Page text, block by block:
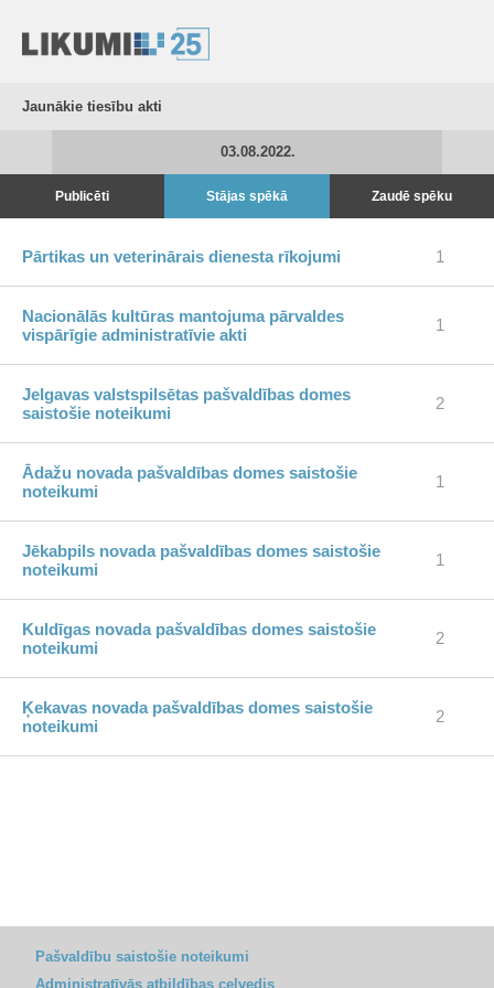
Jaunākie tiesību akti
03.08.2022.
Publicēti Stājas spēkā Zaudē spēku
Pārtikas un veterinārais dienesta rīkojumi 1
Nacionālās kultūras mantojuma pārvaldes
vispārīgie administratīvie akti
1
Jelgavas valstspilsētas pašvaldības domes
saistošie noteikumi
2
Ādažu novada pašvaldības domes saistošie
noteikumi
1
Jēkabpils novada pašvaldības domes saistošie
noteikumi
1
Kuldīgas novada pašvaldības domes saistošie
noteikumi
2
Ķekavas novada pašvaldības domes saistošie
noteikumi
2
Pašvaldību saistošie noteikumi
Administratīvās atbildības ceļvedis